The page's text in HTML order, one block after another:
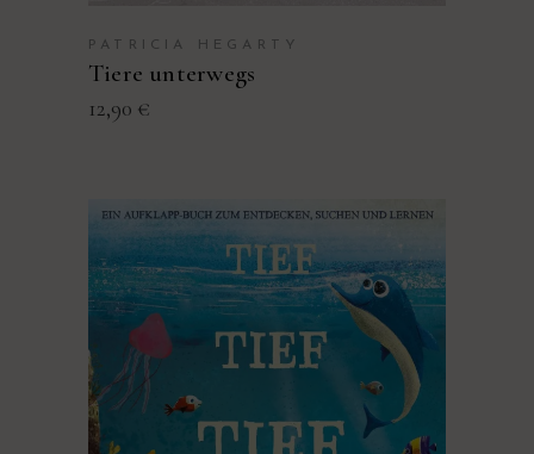
PATRICIA HEGARTY
Tiere unterwegs
12,90 €